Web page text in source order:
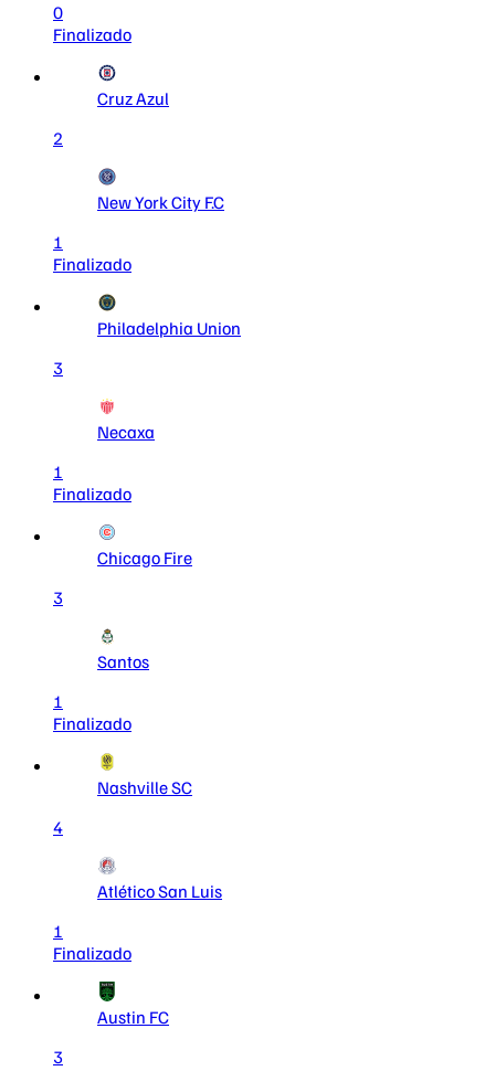
0
Finalizado
Cruz Azul
2
New York City F.C
1
Finalizado
Philadelphia Union
3
Necaxa
1
Finalizado
Chicago Fire
3
Santos
1
Finalizado
Nashville SC
4
Atlético San Luis
1
Finalizado
Austin FC
3